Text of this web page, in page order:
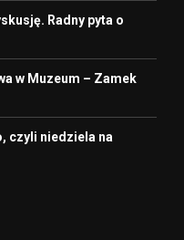
Radny pyta o
w Muzeum – Zamek
czyli niedziela na